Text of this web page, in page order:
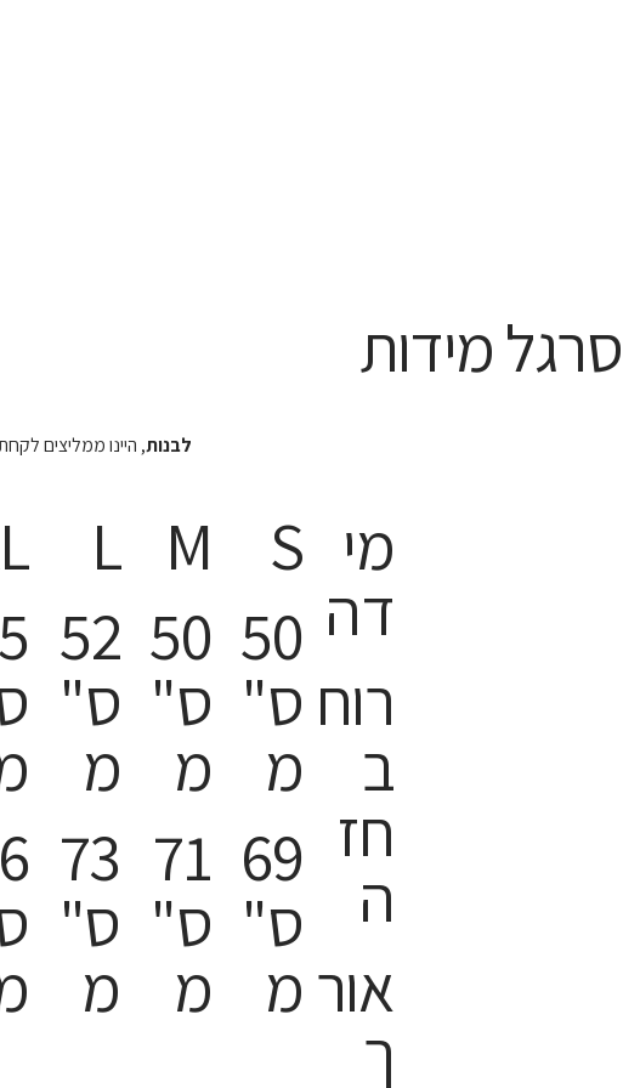
סרגל מידות
לבנות, היינו ממליצים
L
52
ס"
מ
73
ס"
מ
M
50
ס"
מ
71
ס"
מ
S
50
ס"
מ
69
ס"
מ
מי
דה
רוח
ב
חז
ה
אור
ך